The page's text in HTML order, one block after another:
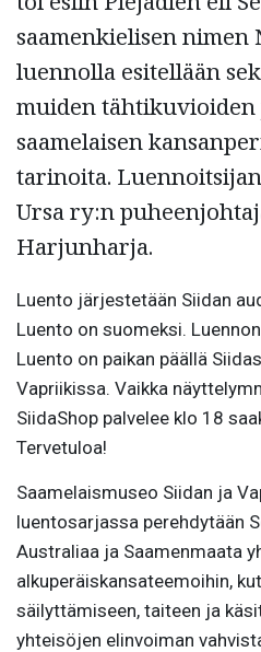
saamenkielisen nimen
luennolla esitellään
muiden tähtikuvioiden
saamelaisen
tarinoita.
Ursa ry:n
Harjunharja.
Luento järjestetään Siidan
Luento on suomeksi.
Luento on paikan päällä
Vapriikissa. Vaikka
SiidaShop palvelee klo 18
Tervetuloa!
Saamelaismuseo Siidan ja
luentosarjassa perehdytään
Australiaa ja Saamenmaata
alkuperäiskansateemoihin,
säilyttämiseen, taiteen ja
yhteisöjen elinvoiman